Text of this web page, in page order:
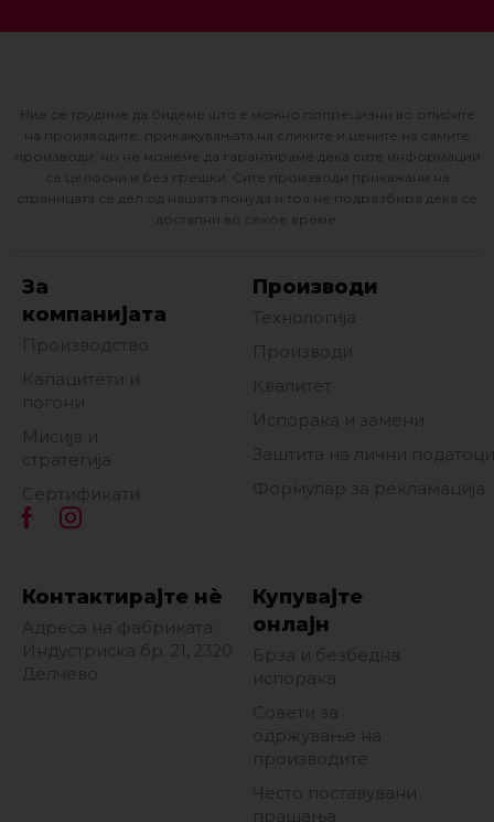
Ние се трудиме да бидеме што е можно попрецизни во описите
на производите, прикажувањата на сликите и цените на самите
производи, но не можеме да гарантираме дека сите информации
се целосни и без грешки. Сите производи прикажани на
страницата се дел од нашата понуда и тоа не подразбира дека се
достапни во секое време.
За
компанијата
Производство
Капацитети и
погони
Мисија и
стратегија
Сертификати
Производи
Технологија
Производи
Квалитет
Испорака и замени
Заштита на лични податоци
Формулар за рекламација
Контактирајте нè
Адреса на фабриката:
Индустриска бр. 21, 2320
Делчево
Купувајте
онлајн
Брза и безбедна
испорака
Совети за
одржување на
производите
Често поставувани
прашања